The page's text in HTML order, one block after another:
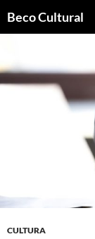
para
Beco Cultural
CULTURA